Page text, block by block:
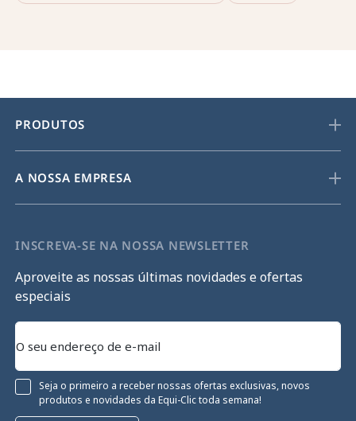
PRODUTOS
A NOSSA EMPRESA
INSCREVA-SE NA NOSSA NEWSLETTER
Aproveite as nossas últimas novidades e ofertas
especiais
Seja o primeiro a receber nossas ofertas exclusivas, novos
produtos e novidades da Equi-Clic toda semana!